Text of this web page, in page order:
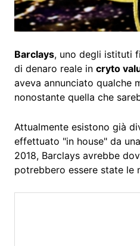
Barclays, uno degli istituti
di denaro reale in cryto
aveva annunciato qualche
nonostante quella che
Attualmente esistono già
effettuato "in house" da
2018, Barclays avrebbe
potrebbero essere state le